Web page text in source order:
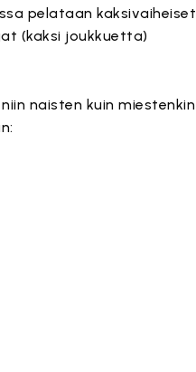
pelataan kaksivaiheiset
(kaksi joukkuetta)
naisten kuin miestenkin